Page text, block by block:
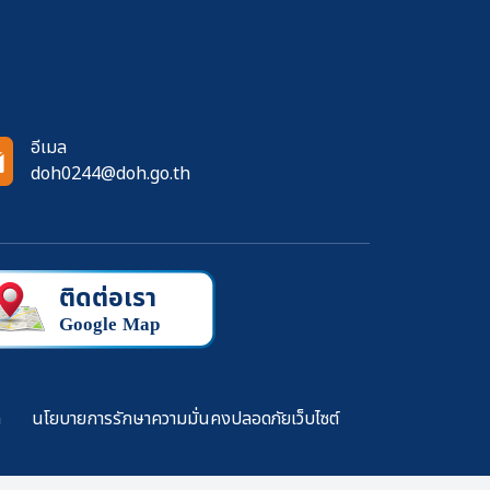
อีเมล
doh0244@doh.go.th
นโยบายการรักษาความมั่นคงปลอดภัยเว็บไซต์